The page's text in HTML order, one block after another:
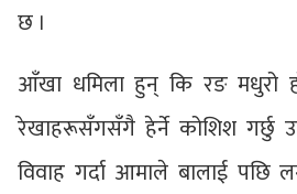
छ ।
आँखा धमिला हुन् कि रङ मधुरो
रेखाहरूसँगसँगै हेर्ने कोशिश गर्छु
विवाह गर्दा आमाले बालाई पछि